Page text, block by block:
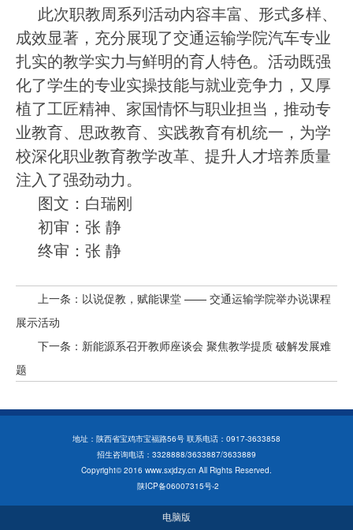
此次职教周系列活动内容丰富、形式多样、
成效显著，充分展现了交通运输学院汽车专业
扎实的教学实力与鲜明的育人特色。活动既强
化了学生的专业实操技能与就业竞争力，又厚
植了工匠精神、家国情怀与职业担当，推动专
业教育、思政教育、实践教育有机统一，为学
校深化职业教育教学改革、提升人才培养质量
注入了强劲动力。
图文：白瑞刚
初审：张 静
终审：张 静
上一条：以说促教，赋能课堂 —— 交通运输学院举办说课程
展示活动
下一条：新能源系召开教师座谈会 聚焦教学提质 破解发展难
题
地址：陕西省宝鸡市宝福路56号 联系电话：0917-3633858
招生咨询电话：3328888/3633887/3633889
Copyright© 2016 www.sxjdzy.cn All Rights Reserved.
陕ICP备06007315号-2
电脑版